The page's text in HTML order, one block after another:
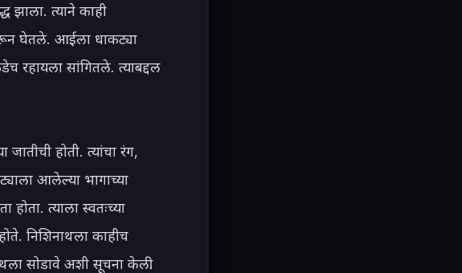
झाला. त्याने काही
घेतले. आईला धाकट्या
सांगितले. त्याबद्दल
होती. त्यांचा रंग,
आलेल्या भागाच्या
होता. त्याला स्वतःच्या
निशिनाथला काहीच
सोडावे अशी सूचना केली.